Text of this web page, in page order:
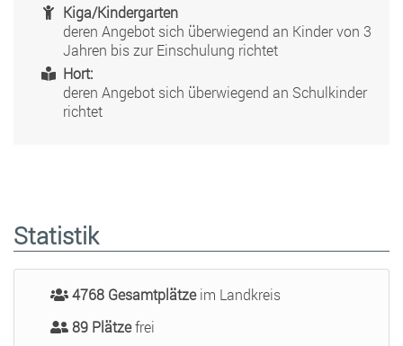
Kiga/Kindergarten
deren Angebot sich überwiegend an Kinder von 3
Jahren bis zur Einschulung richtet
Hort:
deren Angebot sich überwiegend an Schulkinder
richtet
Statistik
4768 Gesamtplätzeim Landkreis
89 Plätzefrei